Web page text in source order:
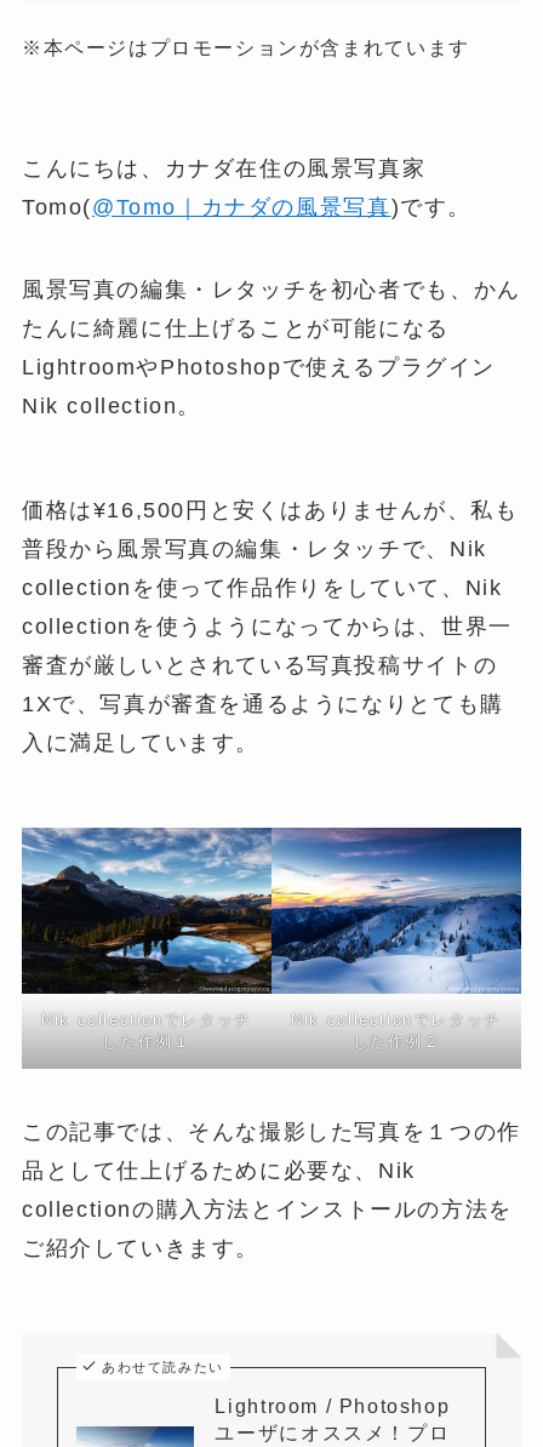
※本ページはプロモーションが含まれています
こんにちは、カナダ在住の風景写真家
Tomo(@Tomo｜カナダの風景写真)です。
風景写真の編集・レタッチを初心者でも、かん
たんに綺麗に仕上げることが可能になる
LightroomやPhotoshopで使えるプラグイン
Nik collection。
価格は¥16,500円と安くはありませんが、私も
普段から風景写真の編集・レタッチで、Nik
collectionを使って作品作りをしていて、Nik
collectionを使うようになってからは、世界一
審査が厳しいとされている写真投稿サイトの
1Xで、写真が審査を通るようになりとても購
入に満足しています。
Nik collectionでレタッチ
した作例１
Nik collectionでレタッチ
した作例２
この記事では、そんな撮影した写真を１つの作
品として仕上げるために必要な、Nik
collectionの購入方法とインストールの方法を
ご紹介していきます。
あわせて読みたい
Lightroom / Photoshop
ユーザにオススメ！プロ